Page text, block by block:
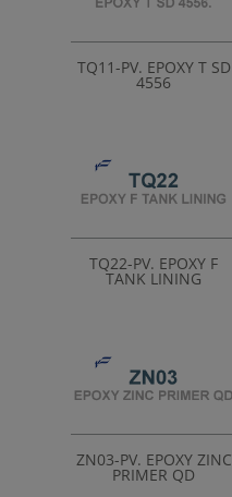
TQ11-PV. EPOXY T SD
4556
TQ22-PV. EPOXY F
TANK LINING
ZN03-PV. EPOXY ZINC
PRIMER QD